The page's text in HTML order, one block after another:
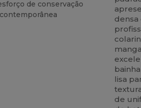
de conservação
densa
lisa
de